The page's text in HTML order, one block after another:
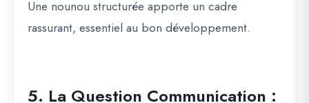
Une nounou structurée apporte un cadre
rassurant, essentiel au bon développement.
5. La Question Communication :